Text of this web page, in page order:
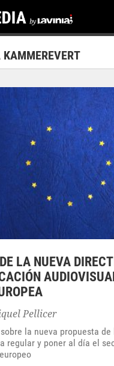
LA NUEVA
Pellicer
la nueva propuesta de
regular y poner al día el